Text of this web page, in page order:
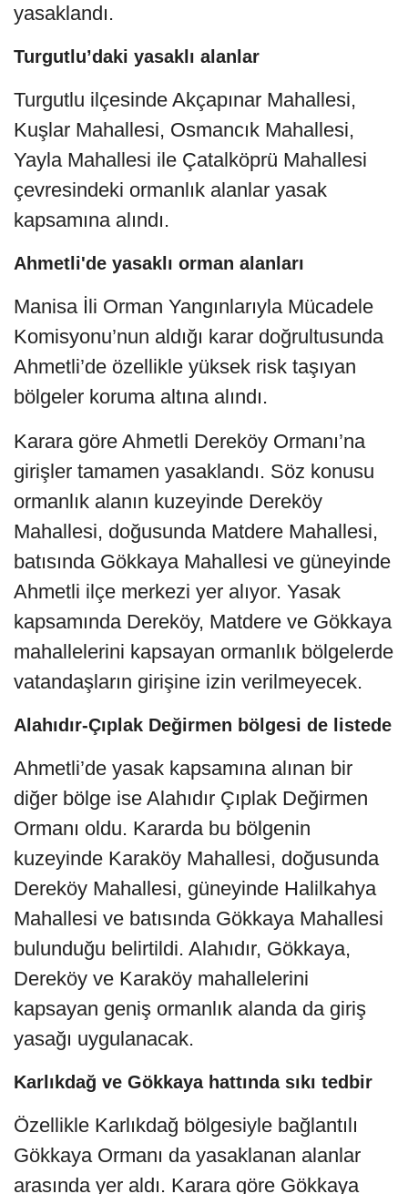
yasaklandı.
Turgutlu’daki yasaklı alanlar
Turgutlu ilçesinde Akçapınar Mahallesi,
Kuşlar Mahallesi, Osmancık Mahallesi,
Yayla Mahallesi ile Çatalköprü Mahallesi
çevresindeki ormanlık alanlar yasak
kapsamına alındı.
Ahmetli'de yasaklı orman alanları
Manisa İli Orman Yangınlarıyla Mücadele
Komisyonu’nun aldığı karar doğrultusunda
Ahmetli’de özellikle yüksek risk taşıyan
bölgeler koruma altına alındı.
Karara göre Ahmetli Dereköy Ormanı’na
girişler tamamen yasaklandı. Söz konusu
ormanlık alanın kuzeyinde Dereköy
Mahallesi, doğusunda Matdere Mahallesi,
batısında Gökkaya Mahallesi ve güneyinde
Ahmetli ilçe merkezi yer alıyor. Yasak
kapsamında Dereköy, Matdere ve Gökkaya
mahallelerini kapsayan ormanlık bölgelerde
vatandaşların girişine izin verilmeyecek.
Alahıdır-Çıplak Değirmen bölgesi de listede
Ahmetli’de yasak kapsamına alınan bir
diğer bölge ise Alahıdır Çıplak Değirmen
Ormanı oldu. Kararda bu bölgenin
kuzeyinde Karaköy Mahallesi, doğusunda
Dereköy Mahallesi, güneyinde Halilkahya
Mahallesi ve batısında Gökkaya Mahallesi
bulunduğu belirtildi. Alahıdır, Gökkaya,
Dereköy ve Karaköy mahallelerini
kapsayan geniş ormanlık alanda da giriş
yasağı uygulanacak.
Karlıkdağ ve Gökkaya hattında sıkı tedbir
Özellikle Karlıkdağ bölgesiyle bağlantılı
Gökkaya Ormanı da yasaklanan alanlar
arasında yer aldı. Karara göre Gökkaya